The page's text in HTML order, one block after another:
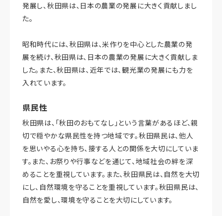
発展し、秋田県は、日本の農業の発展に大きく貢献しまし
た。
昭和時代には、秋田県は、米作りを中心とした農業の発
展を続け、秋田県は、日本の農業の発展に大きく貢献しま
した。また、秋田県は、近年では、観光業の発展にも力を
入れています。
県民性
秋田県は、「秋田のおもてなし」という言葉があるほど、親
切で穏やかな県民性を持つ地域です。秋田県民は、他人
を思いやる心を持ち、接する人との関係を大切にしていま
す。また、お祭りや行事などを通じて、地域社会の絆を深
めることを重視しています。また、秋田県民は、自然を大切
にし、自然環境を守ることを重視しています。秋田県民は、
自然を愛し、環境を守ることを大切にしています。